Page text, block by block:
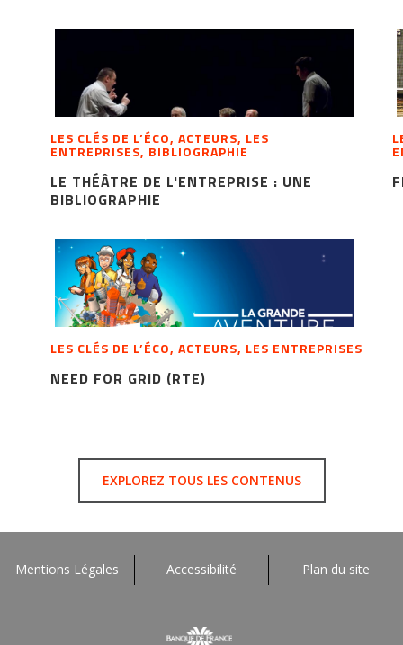
LES CLÉS DE L’ÉCO, ACTEURS, LES
ENTREPRISES, BIBLIOGRAPHIE
LE THÉÂTRE DE L'ENTREPRISE : UNE
BIBLIOGRAPHIE
LES CLÉS DE L’ÉCO, ACTEURS, LES ENTREPRISES
NEED FOR GRID (RTE)
EXPLOREZ TOUS LES CONTENUS
Mentions Légales Accessibilité Plan du site